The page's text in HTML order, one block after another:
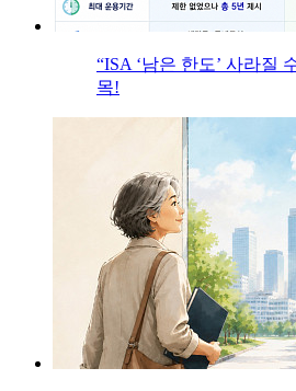
“ISA ‘남은 한도’ 사라질
목!